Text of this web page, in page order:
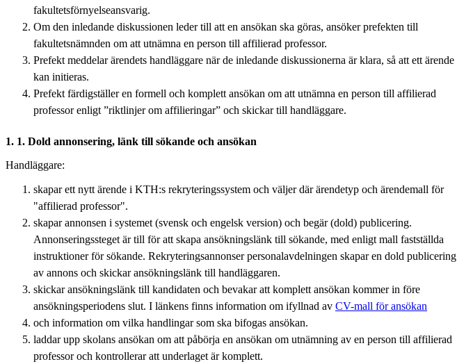
fakultetsförnyelseansvarig.
Om den inledande diskussionen leder till att en ansökan ska göras, ansöker prefekten till
fakultetsnämnden om att utnämna en person till affilierad professor.
Prefekt meddelar ärendets handläggare när de inledande diskussionerna är klara, så att ett ärende
kan initieras.
Prefekt färdigställer en formell och komplett ansökan om att utnämna en person till affilierad
professor enligt ”riktlinjer om affilieringar” och skickar till handläggare.
1. 1. Dold annonsering, länk till sökande och ansökan
Handläggare:
skapar ett nytt ärende i KTH:s rekryteringssystem och väljer där ärendetyp och ärendemall för
"affilierad professor".
skapar annonsen i systemet (svensk och engelsk version) och begär (dold) publicering.
Annonseringssteget är till för att skapa ansökningslänk till sökande, med enligt mall fastställda
instruktioner för sökande. Rekryteringsannonser personalavdelningen skapar en dold publicering
av annons och skickar ansökningslänk till handläggaren.
skickar ansökningslänk till kandidaten och bevakar att komplett ansökan kommer in före
ansökningsperiodens slut. I länkens finns information om ifyllnad av CV-mall för ansökan
och information om vilka handlingar som ska bifogas ansökan.
laddar upp skolans ansökan om att påbörja en ansökan om utnämning av en person till affilierad
professor och kontrollerar att underlaget är komplett.